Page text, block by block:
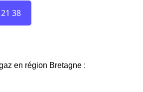
en région Bretagne :